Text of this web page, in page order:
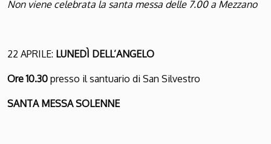
Non viene celebrata la santa messa delle 7.00 a Mezzano
22 APRILE: LUNEDÌ DELL’ANGELO
Ore 10.30 presso il santuario di San Silvestro
SANTA MESSA SOLENNE